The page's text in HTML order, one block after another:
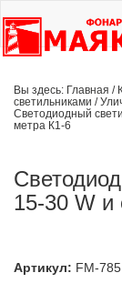
Вы здесь: Главная /
светильниками /
Светодиодный
метра К1-6
15-30 W
Артикул: FM-785